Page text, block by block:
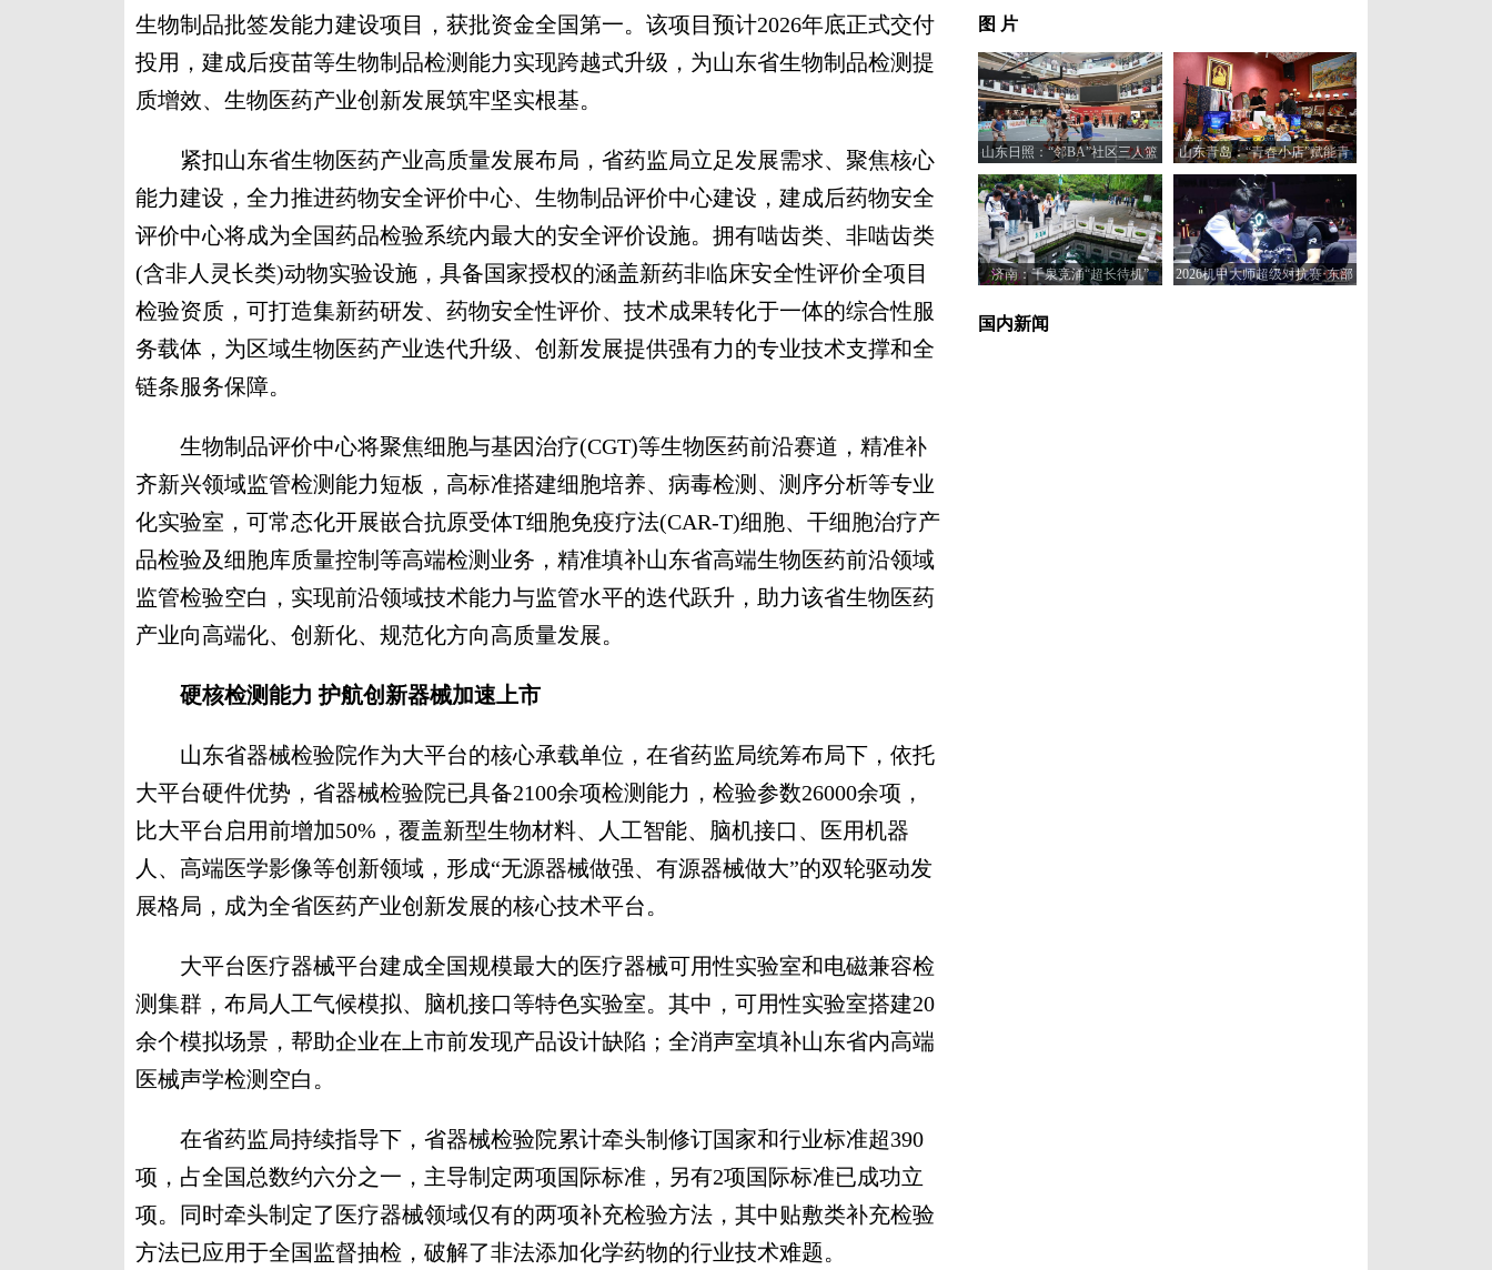
生物制品批签发能力建设项目，获批资金全国第一。该项目预计2026年底正式交付
投用，建成后疫苗等生物制品检测能力实现跨越式升级，为山东省生物制品检测提
质增效、生物医药产业创新发展筑牢坚实根基。
紧扣山东省生物医药产业高质量发展布局，省药监局立足发展需求、聚焦核心
能力建设，全力推进药物安全评价中心、生物制品评价中心建设，建成后药物安全
评价中心将成为全国药品检验系统内最大的安全评价设施。拥有啮齿类、非啮齿类
(含非人灵长类)动物实验设施，具备国家授权的涵盖新药非临床安全性评价全项目
检验资质，可打造集新药研发、药物安全性评价、技术成果转化于一体的综合性服
务载体，为区域生物医药产业迭代升级、创新发展提供强有力的专业技术支撑和全
链条服务保障。
生物制品评价中心将聚焦细胞与基因治疗(CGT)等生物医药前沿赛道，精准补
齐新兴领域监管检测能力短板，高标准搭建细胞培养、病毒检测、测序分析等专业
化实验室，可常态化开展嵌合抗原受体T细胞免疫疗法(CAR-T)细胞、干细胞治疗产
品检验及细胞库质量控制等高端检测业务，精准填补山东省高端生物医药前沿领域
监管检验空白，实现前沿领域技术能力与监管水平的迭代跃升，助力该省生物医药
产业向高端化、创新化、规范化方向高质量发展。
硬核检测能力 护航创新器械加速上市
山东省器械检验院作为大平台的核心承载单位，在省药监局统筹布局下，依托
大平台硬件优势，省器械检验院已具备2100余项检测能力，检验参数26000余项，
比大平台启用前增加50%，覆盖新型生物材料、人工智能、脑机接口、医用机器
人、高端医学影像等创新领域，形成“无源器械做强、有源器械做大”的双轮驱动发
展格局，成为全省医药产业创新发展的核心技术平台。
大平台医疗器械平台建成全国规模最大的医疗器械可用性实验室和电磁兼容检
测集群，布局人工气候模拟、脑机接口等特色实验室。其中，可用性实验室搭建20
余个模拟场景，帮助企业在上市前发现产品设计缺陷；全消声室填补山东省内高端
医械声学检测空白。
在省药监局持续指导下，省器械检验院累计牵头制修订国家和行业标准超390
项，占全国总数约六分之一，主导制定两项国际标准，另有2项国际标准已成功立
项。同时牵头制定了医疗器械领域仅有的两项补充检验方法，其中贴敷类补充检验
方法已应用于全国监督抽检，破解了非法添加化学药物的行业技术难题。
图 片
山东日照：“邻BA”社区三人篮
球赛火热开打
山东青岛：“青春小店”赋能青
年创业新活力
济南：千泉竞涌“超长待机”
2026机甲大师超级对抗赛·东部
国内新闻